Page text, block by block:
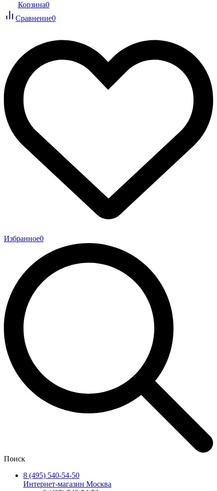
Корзина0
Сравнение0
Избранное0
Поиск
8 (495) 540-54-50
Интернет-магазин Москва